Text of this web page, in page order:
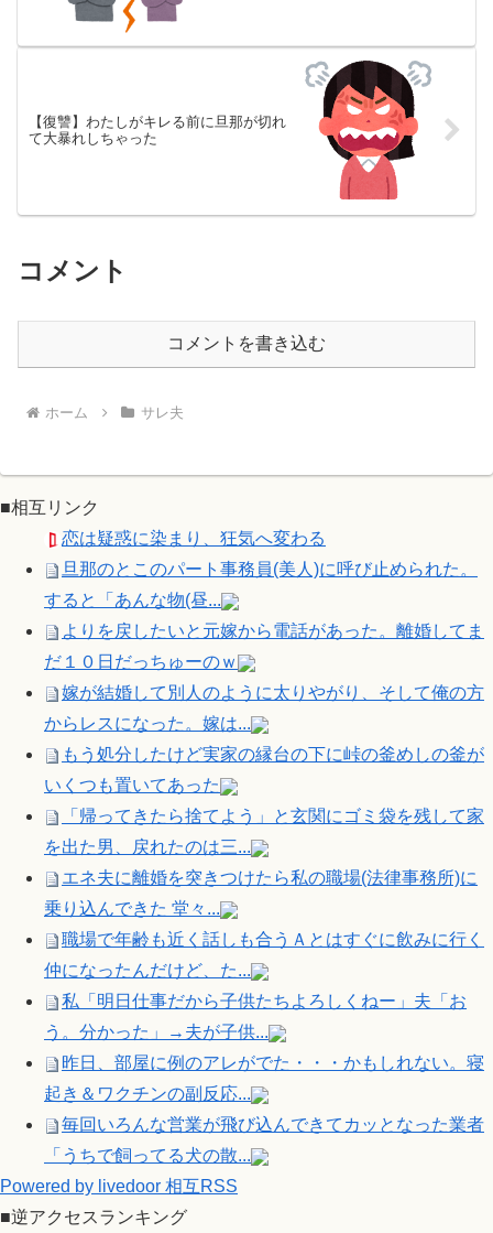
【復讐】わたしがキレる前に旦那が切れ
て大暴れしちゃった
コメント
コメントを書き込む
ホーム サレ夫
■相互リンク
恋は疑惑に染まり、狂気へ変わる
旦那のとこのパート事務員(美人)に呼び止められた。
すると「あんな物(昼...
よりを戻したいと元嫁から電話があった。離婚してま
だ１０日だっちゅーのｗ
嫁が結婚して別人のように太りやがり、そして俺の方
からレスになった。嫁は...
もう処分したけど実家の縁台の下に峠の釜めしの釜が
いくつも置いてあった
「帰ってきたら捨てよう」と玄関にゴミ袋を残して家
を出た男、戻れたのは三...
エネ夫に離婚を突きつけたら私の職場(法律事務所)に
乗り込んできた 堂々...
職場で年齢も近く話しも合うＡとはすぐに飲みに行く
仲になったんだけど、た...
私「明日仕事だから子供たちよろしくねー」夫「お
う。分かった」→夫が子供...
昨日、部屋に例のアレがでた・・・かもしれない。寝
起き＆ワクチンの副反応...
毎回いろんな営業が飛び込んできてカッとなった業者
「うちで飼ってる犬の散...
Powered by livedoor 相互RSS
■逆アクセスランキング